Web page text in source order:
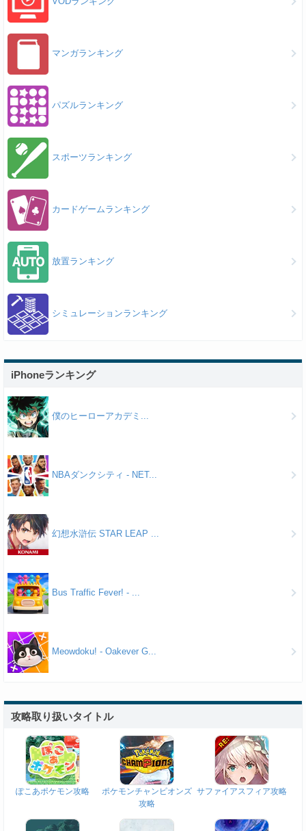
マンガランキング
パズルランキング
スポーツランキング
カードゲームランキング
放置ランキング
シミュレーションランキング
iPhoneランキング
僕のヒーローアカデミ...
NBAダンクシティ - NET...
幻想水滸伝 STAR LEAP ...
Bus Traffic Fever! - ...
Meowdoku! - Oakever G...
攻略取り扱いタイトル
ぽこあポケモン攻略
ポケモンチャンピオンズ
攻略
サファイアスフィア攻略